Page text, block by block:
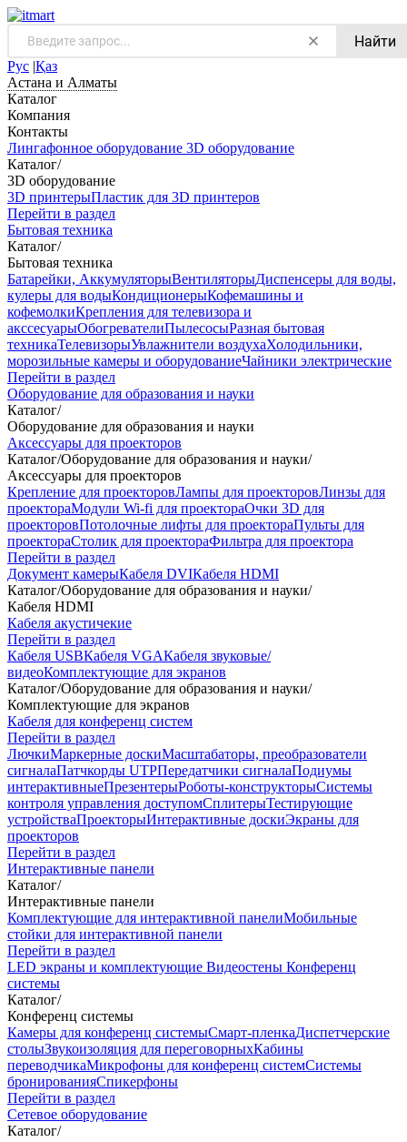
Найти
Рус |Қаз
Астана и Алматы
Каталог
Компания
Контакты
Лингафонное оборудование 3D оборудование
Каталог/
3D оборудование
3D принтерыПластик для 3D принтеров
Перейти в раздел
Бытовая техника
Каталог/
Бытовая техника
Батарейки, АккумуляторыВентиляторыДиспенсеры для воды,
кулеры для водыКондиционерыКофемашины и
кофемолкиКрепления для телевизора и
акссесуарыОбогревателиПылесосыРазная бытовая
техникаТелевизорыУвлажнители воздухаХолодильники,
морозильные камеры и оборудованиеЧайники электрические
Перейти в раздел
Оборудование для образования и науки
Каталог/
Оборудование для образования и науки
Аксессуары для проекторов
Каталог/Оборудование для образования и науки/
Аксессуары для проекторов
Крепление для проекторовЛампы для проекторовЛинзы для
проектораМодули Wi-fi для проектораОчки 3D для
проекторовПотолочные лифты для проектораПульты для
проектораСтолик для проектораФильтра для проектора
Перейти в раздел
Документ камерыКабеля DVIКабеля HDMI
Каталог/Оборудование для образования и науки/
Кабеля HDMI
Кабеля акустичекие
Перейти в раздел
Кабеля USBКабеля VGAКабеля звуковые/
видеоКомплектующие для экранов
Каталог/Оборудование для образования и науки/
Комплектующие для экранов
Кабеля для конференц систем
Перейти в раздел
ЛючкиМаркерные доскиМасштабаторы, преобразователи
сигналаПатчкорды UTPПередатчики сигналаПодиумы
интерактивныеПрезентерыРоботы-конструкторыСистемы
контроля управления доступомСплитерыТестирующие
устройстваПроекторыИнтерактивные доскиЭкраны для
проекторов
Перейти в раздел
Интерактивные панели
Каталог/
Интерактивные панели
Комплектующие для интерактивной панелиМобильные
стойки для интерактивной панели
Перейти в раздел
LED экраны и комплектующие Видеостены Конференц
системы
Каталог/
Конференц системы
Камеры для конференц системыCмарт-пленкаДиспетчерские
столыЗвукоизоляция для переговорныхКабины
переводчикаМикрофоны для конференц системСистемы
бронированияСпикерфоны
Перейти в раздел
Сетевое оборудование
Каталог/